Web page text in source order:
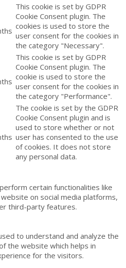
This cookie is set by GDPR
Cookie Consent plugin. The
cookies is used to store the
user consent for the cookies in
the category "Necessary".
This cookie is set by GDPR
Cookie Consent plugin. The
cookie is used to store the
user consent for the cookies in
the category "Performance".
The cookie is set by the GDPR
Cookie Consent plugin and is
used to store whether or not
user has consented to the use
of cookies. It does not store
any personal data.
certain functionalities like
on social media platforms,
third-party features.
to understand and analyze the
the website which helps in
for the visitors.